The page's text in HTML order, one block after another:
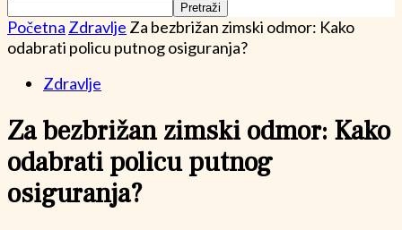
Početna Zdravlje Za bezbrižan zimski odmor: Kako
odabrati policu putnog osiguranja?
Zdravlje
Za bezbrižan zimski odmor: Kako
odabrati policu putnog
osiguranja?